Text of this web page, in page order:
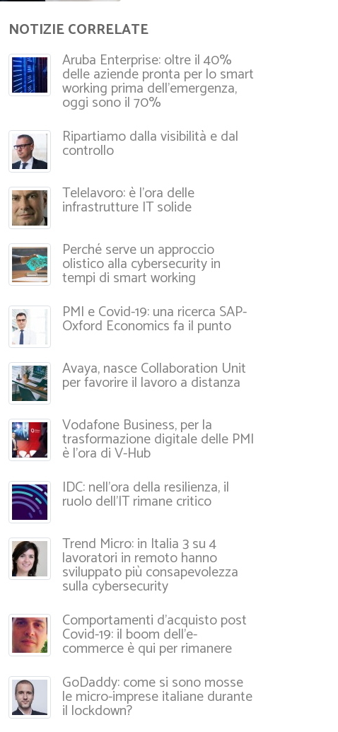
NOTIZIE CORRELATE
Aruba Enterprise: oltre il 40%
delle aziende pronta per lo smart
working prima dell’emergenza,
oggi sono il 70%
Ripartiamo dalla visibilità e dal
controllo
Telelavoro: è l’ora delle
infrastrutture IT solide
Perché serve un approccio
olistico alla cybersecurity in
tempi di smart working
PMI e Covid-19: una ricerca SAP-
Oxford Economics fa il punto
Avaya, nasce Collaboration Unit
per favorire il lavoro a distanza
Vodafone Business, per la
trasformazione digitale delle PMI
è l’ora di V-Hub
IDC: nell’ora della resilienza, il
ruolo dell’IT rimane critico
Trend Micro: in Italia 3 su 4
lavoratori in remoto hanno
sviluppato più consapevolezza
sulla cybersecurity
Comportamenti d’acquisto post
Covid-19: il boom dell’e-
commerce è qui per rimanere
GoDaddy: come si sono mosse
le micro-imprese italiane durante
il lockdown?